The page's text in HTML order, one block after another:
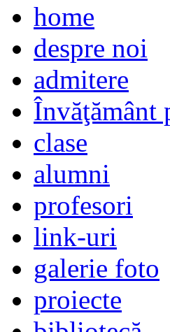
home
despre noi
admitere
Învăţământ
clase
alumni
profesori
link-uri
galerie foto
proiecte